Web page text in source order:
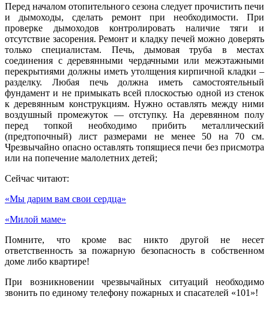
Перед началом отопительного сезона следует прочистить печи
и дымоходы, сделать ремонт при необходимости. При
проверке дымоходов контролировать наличие тяги и
отсутствие засорения. Ремонт и кладку печей можно доверять
только специалистам. Печь, дымовая труба в местах
соединения с деревянными чердачными или межэтажными
перекрытиями должны иметь утолщения кирпичной кладки –
разделку. Любая печь должна иметь самостоятельный
фундамент и не примыкать всей плоскостью одной из стенок
к деревянным конструкциям. Нужно оставлять между ними
воздушный промежуток — отступку. На деревянном полу
перед топкой необходимо прибить металлический
(предтопочный) лист размерами не менее 50 на 70 см.
Чрезвычайно опасно оставлять топящиеся печи без присмотра
или на попечение малолетних детей;
Сейчас читают:
«Мы дарим вам свои сердца»
«Милой маме»
Помните, что кроме вас никто другой не несет
ответственность за пожарную безопасность в собственном
доме либо квартире!
При возникновении чрезвычайных ситуаций необходимо
звонить по единому телефону пожарных и спасателей «101»!